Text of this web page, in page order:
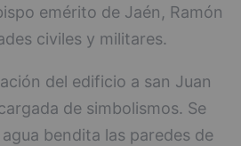
emérito de Jaén, Ramón
civiles y militares.
del edificio a san Juan
de simbolismos. Se
bendita las paredes de